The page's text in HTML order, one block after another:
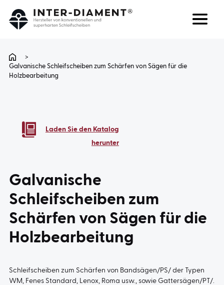
ÜBER UNS
DIENSTLEISTUNGEN
KARRIERE
KONTAKT
>
Galvanische Schleifscheiben zum Schärfen von Sägen für die
Holzbearbeitung
Laden Sie den Katalog
herunter
Galvanische
Schleifscheiben zum
Schärfen von Sägen für die
Holzbearbeitung
Schleifscheiben zum Schärfen von Bandsägen/PS/ der Typen
WM, Fenes Standard, Lenox, Roma usw., sowie Gattersägen/PT/.